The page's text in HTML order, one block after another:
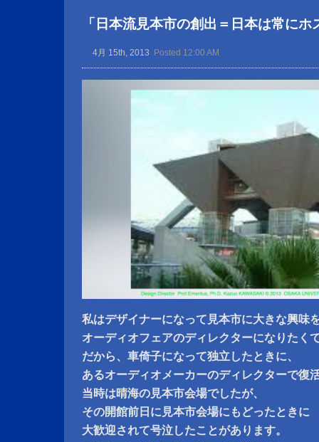
「日本流見本市の創出＝日本は常に
4月 15th, 2013 Posted 12:00 AM
私はデザイナーになって見本市に大きな興味
オーディオフェアのディレクターになりたく
だから、車倚子になって独立したときに、
あるオーディオメーカーのディレクターで復
当時は晴海の見本市会場でしたが、
その開館前日に見本市会場にもどったときに
大歓迎されて号泣したことがあります。